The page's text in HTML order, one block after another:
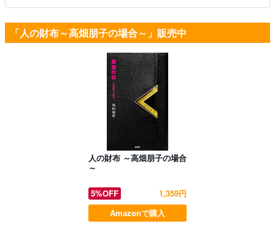
「人の財布～高畑朋子の場合～」販売中
人の財布 ～高畑朋子の場合
～
5%OFF
1,359円
Amazonで購入